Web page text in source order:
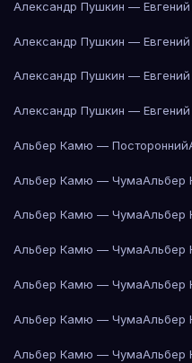
Александр Пушкин — Евгений
Александр Пушкин — Евгений
Александр Пушкин — Евгений
Александр Пушкин — Евгений
Альбер Камю — Посторонний
Альбер Камю — Чума
Альбер Камю — Чума
Альбер Камю — Чума
Альбер Камю — Чума
Альбер Камю — Чума
Альбер Камю — Чума